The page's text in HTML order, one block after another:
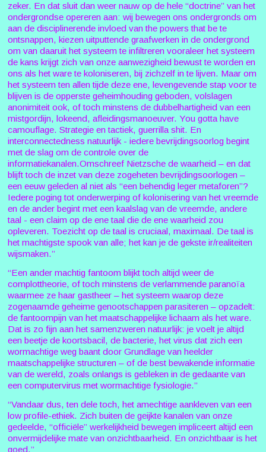
zeker. En dat sluit dan weer nauw op de hele “doctrine” van het
ondergrondse opereren aan: wij bewegen ons ondergronds om
aan de disciplinerende invloed van the powers that be te
ontsnappen, kiezen uitputtende graafwerken in de ondergrond
om van daaruit het systeem te infiltreren vooraleer het systeem
de kans krijgt zich van onze aanwezigheid bewust te worden en
ons als het ware te koloniseren, bij zichzelf in te lijven. Maar om
het systeem ten allen tijde deze ene, levengevende stap voor te
blijven is de opperste geheimhouding geboden, volslagen
anonimiteit ook, of toch minstens de dubbelhartigheid van een
mistgordijn, lokeend, afleidingsmanoeuver. You gotta have
camouflage. Strategie en tactiek, guerrilla shit. En
interconnectedness natuurlijk - iedere bevrijdingsoorlog begint
met de slag om de controle over de
informatiekanalen.Omschreef Nietzsche de waarheid – en dat
blijft toch de inzet van deze zogeheten bevrijdingsoorlogen –
een eeuw geleden al niet als “een behendig leger metaforen”?
Iedere poging tot onderwerping of kolonisering van het vreemde
en de ander begint met een kaalslag van de vreemde, andere
taal - een claim op de ene taal die de ene waarheid zou
opleveren. Toezicht op de taal is cruciaal, maximaal. De taal is
het machtigste spook van alle; het kan je de gekste ir/realiteiten
wijsmaken.”
“Een ander machtig fantoom blijkt toch altijd weer de
complottheorie, of toch minstens de verlammende paranoïa
waarmee ze haar gastheer – het systeem waarop deze
zogenaamde geheime genootschappen parasiteren – opzadelt:
de fantoompijn van het maatschappelijke lichaam als het ware.
Dat is zo fijn aan het samenzweren natuurlijk: je voelt je altijd
een beetje de koortsbacil, de bacterie, het virus dat zich een
wormachtige weg baant door Grundlage van heelder
maatschappelijke structuren – of de best bewakende informatie
van de wereld, zoals onlangs is gebleken in de gedaante van
een computervirus met wormachtige fysiologie.”
“Vandaar dus, ten dele toch, het amechtige aankleven van een
low profile-ethiek. Zich buiten de geijkte kanalen van onze
gedeelde, “officiële” werkelijkheid bewegen impliceert altijd een
onvermijdelijke mate van onzichtbaarheid. En onzichtbaar is het
goed.”